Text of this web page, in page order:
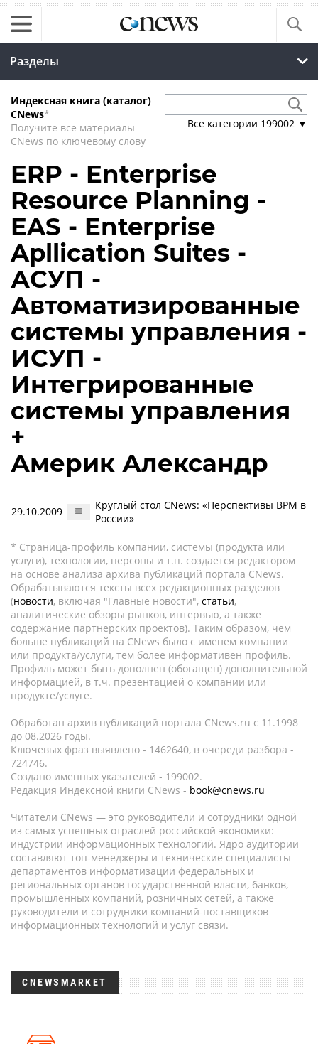
Разделы
Индексная книга (каталог)
CNews*
Получите все материалы
CNews по ключевому слову
Все категории 199002 ▼
ERP - Enterprise
Resource Planning -
EAS - Enterprise
Apllication Suites -
АСУП -
Автоматизированные
системы управления -
ИСУП -
Интегрированные
системы управления
+
Америк Александр
29.10.2009
Круглый стол CNews: «Перспективы BPM в
России»
* Страница-профиль компании, системы (продукта или
услуги), технологии, персоны и т.п. создается редактором
на основе анализа архива публикаций портала CNews.
Обрабатываются тексты всех редакционных разделов
(новости, включая "Главные новости", статьи,
аналитические обзоры рынков, интервью, а также
содержание партнёрских проектов). Таким образом, чем
больше публикаций на CNews было с именем компании
или продукта/услуги, тем более информативен профиль.
Профиль может быть дополнен (обогащен) дополнительной
информацией, в т.ч. презентацией о компании или
продукте/услуге.
Обработан архив публикаций портала CNews.ru c 11.1998
до 08.2026 годы.
Ключевых фраз выявлено - 1462640, в очереди разбора -
724746.
Создано именных указателей - 199002.
Редакция Индексной книги CNews - book@cnews.ru
Читатели CNews — это руководители и сотрудники одной
из самых успешных отраслей российской экономики:
индустрии информационных технологий. Ядро аудитории
составляют топ-менеджеры и технические специалисты
департаментов информатизации федеральных и
региональных органов государственной власти, банков,
промышленных компаний, розничных сетей, а также
руководители и сотрудники компаний-поставщиков
информационных технологий и услуг связи.
CNEWSMARKET